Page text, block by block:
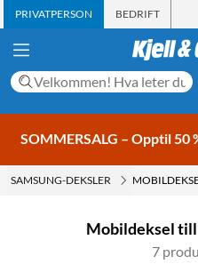
PRIVATPERSON BEDRIFT
SOMMERSALG – Opptil 50
SAMSUNG-DEKSLER
Mobildeksel till
7